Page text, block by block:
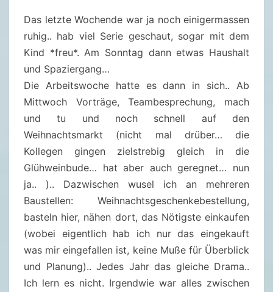
4
(
0
.
1
2
.
2
0
2
4
)
Das letzte Wochende war ja noch einigermassen
ruhig.. hab viel Serie geschaut, sogar mit dem
Kind *freu*. Am Sonntag dann etwas Haushalt
und Spaziergang…
Die Arbeitswoche hatte es dann in sich.. Ab
Mittwoch Vorträge, Teambesprechung, mach
und tu und noch schnell auf den
Weihnachtsmarkt (nicht mal drüber… die
Kollegen gingen zielstrebig gleich in die
Glühweinbude… hat aber auch geregnet… nun
ja.. ).. Dazwischen wusel ich an mehreren
Baustellen: Weihnachtsgeschenkebestellung,
basteln hier, nähen dort, das Nötigste einkaufen
(wobei eigentlich hab ich nur das eingekauft
was mir eingefallen ist, keine Muße für Überblick
und Planung).. Jedes Jahr das gleiche Drama..
Ich lern es nicht. Irgendwie war alles zwischen